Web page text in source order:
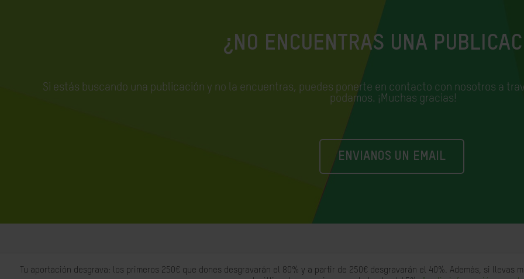
¿NO ENCUENTRAS UNA
Si estás buscando una publicación y no la encuentras, puedes ponerte en contacto con nosotros a
podamos. ¡Muchas gracias!
ENVIANOS UN EMAIL
Tu aportación desgrava: los primeros 250€ que dones desgravarán el 80% y a partir de 250€ desgravarán el 40%. Además, si llevas